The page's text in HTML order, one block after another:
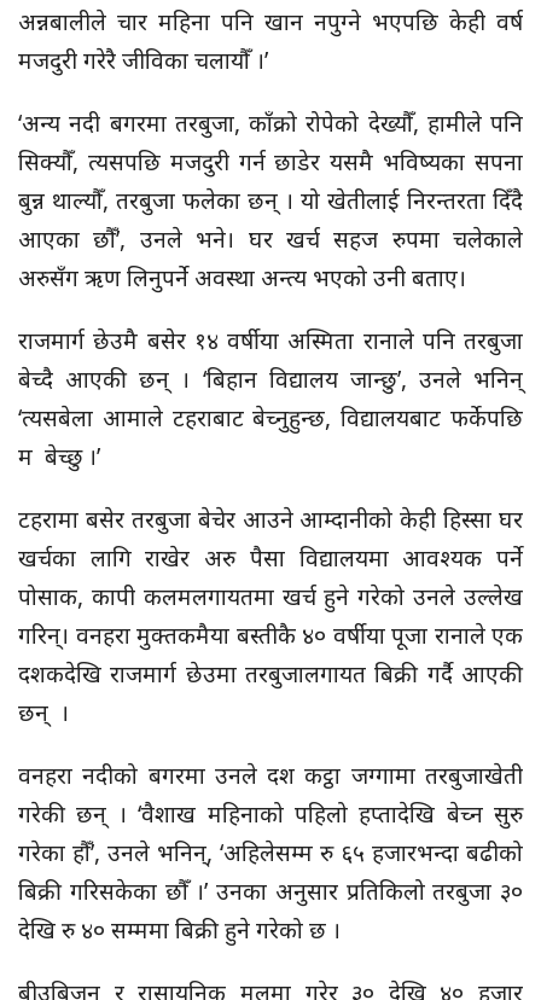
अन्नबालीले चार महिना पनि खान नपुग्ने भएपछि केही वर्ष
मजदुरी गरेरै जीविका चलायौँ ।’
‘अन्य नदी बगरमा तरबुजा, काँक्रो रोपेको देख्यौँ, हामीले पनि
सिक्यौँ, त्यसपछि मजदुरी गर्न छाडेर यसमै भविष्यका सपना
बुन्न थाल्यौँ, तरबुजा फलेका छन् । यो खेतीलाई निरन्तरता दिँदै
आएका छौँ’, उनले भने। घर खर्च सहज रुपमा चलेकाले
अरुसँग ऋण लिनुपर्ने अवस्था अन्त्य भएको उनी बताए।
राजमार्ग छेउमै बसेर १४ वर्षीया अस्मिता रानाले पनि तरबुजा
बेच्दै आएकी छन् । ‘बिहान विद्यालय जान्छु’, उनले भनिन्
‘त्यसबेला आमाले टहराबाट बेच्नुहुन्छ, विद्यालयबाट फर्केपछि
म बेच्छु ।’
टहरामा बसेर तरबुजा बेचेर आउने आम्दानीको केही हिस्सा घर
खर्चका लागि राखेर अरु पैसा विद्यालयमा आवश्यक पर्ने
पोसाक, कापी कलमलगायतमा खर्च हुने गरेको उनले उल्लेख
गरिन्। वनहरा मुक्तकमैया बस्तीकै ४० वर्षीया पूजा रानाले एक
दशकदेखि राजमार्ग छेउमा तरबुजालगायत बिक्री गर्दै आएकी
छन् ।
वनहरा नदीको बगरमा उनले दश कट्ठा जग्गामा तरबुजाखेती
गरेकी छन् । ‘वैशाख महिनाको पहिलो हप्तादेखि बेच्न सुरु
गरेका हौँ’, उनले भनिन्, ‘अहिलेसम्म रु ६५ हजारभन्दा बढीको
बिक्री गरिसकेका छौँ ।’ उनका अनुसार प्रतिकिलो तरबुजा ३०
देखि रु ४० सम्ममा बिक्री हुने गरेको छ ।
बीउबिजन र रासायनिक मलमा गरेर ३० देखि ४० हजार